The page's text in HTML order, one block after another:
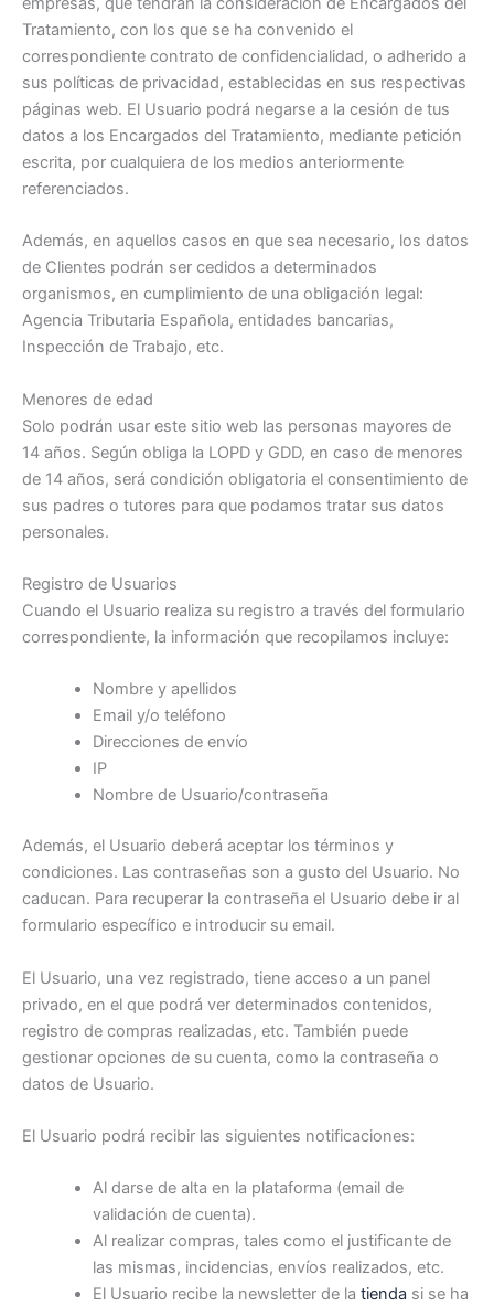
Tratamiento, con los que se ha convenido el
correspondiente contrato de confidencialidad, o adherido a
sus políticas de privacidad, establecidas en sus respectivas
páginas web. El Usuario podrá negarse a la cesión de tus
datos a los Encargados del Tratamiento, mediante petición
escrita, por cualquiera de los medios anteriormente
referenciados.
Además, en aquellos casos en que sea necesario, los datos
de Clientes podrán ser cedidos a determinados
organismos, en cumplimiento de una obligación legal:
Agencia Tributaria Española, entidades bancarias,
Inspección de Trabajo, etc.
Menores de edad
Solo podrán usar este sitio web las personas mayores de
14 años. Según obliga la LOPD y GDD, en caso de menores
de 14 años, será condición obligatoria el consentimiento de
sus padres o tutores para que podamos tratar sus datos
personales.
Registro de Usuarios
Cuando el Usuario realiza su registro a través del formulario
correspondiente, la información que recopilamos incluye:
Nombre y apellidos
Email y/o teléfono
Direcciones de envío
IP
Nombre de Usuario/contraseña
Además, el Usuario deberá aceptar los términos y
condiciones. Las contraseñas son a gusto del Usuario. No
caducan. Para recuperar la contraseña el Usuario debe ir al
formulario específico e introducir su email.
El Usuario, una vez registrado, tiene acceso a un panel
privado, en el que podrá ver determinados contenidos,
registro de compras realizadas, etc. También puede
gestionar opciones de su cuenta, como la contraseña o
datos de Usuario.
El Usuario podrá recibir las siguientes notificaciones:
Al darse de alta en la plataforma (email de
validación de cuenta).
Al realizar compras, tales como el justificante de
las mismas, incidencias, envíos realizados, etc.
El Usuario recibe la newsletter de la tienda si se ha